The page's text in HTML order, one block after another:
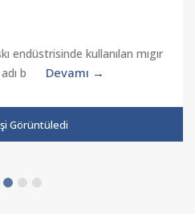
endüstrisinde kullanılan mıgır
b
Devamı →
Görüntüledi